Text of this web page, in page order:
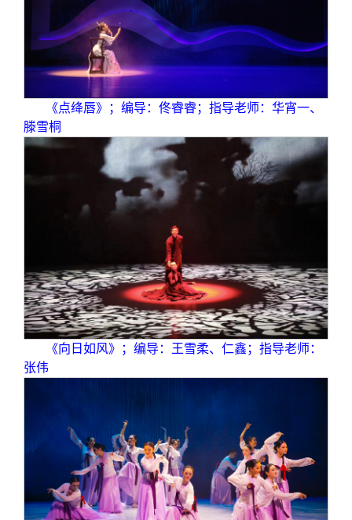
《点绛唇》；编导：佟睿睿；指导老师：华宵一、
滕雪桐
《向日如风》；编导：王雪柔、仁鑫；指导老师：
张伟